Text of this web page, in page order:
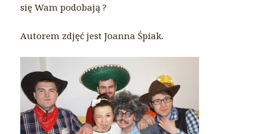
się Wam podobają ?
Autorem zdjęć jest Joanna Śpiak.